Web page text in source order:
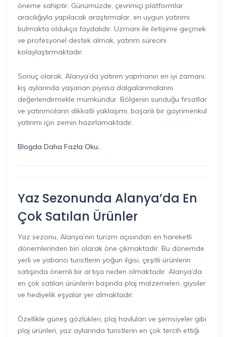
öneme sahiptir. Günümüzde, çevrimiçi platformlar
aracılığıyla yapılacak araştırmalar, en uygun yatırımı
bulmakta oldukça faydalıdır. Uzmanı ile iletişime geçmek
ve profesyonel destek almak, yatırım sürecini
kolaylaştırmaktadır.
Sonuç olarak, Alanya’da yatırım yapmanın en iyi zamanı,
kış aylarında yaşanan piyasa dalgalanmalarını
değerlendirmekle mümkündür. Bölgenin sunduğu fırsatlar
ve yatırımcıların dikkatli yaklaşımı, başarılı bir gayrimenkul
yatırımı için zemin hazırlamaktadır.
Blogda Daha Fazla Oku..
Yaz Sezonunda Alanya’da En
Çok Satılan Ürünler
Yaz sezonu, Alanya’nın turizm açısından en hareketli
dönemlerinden biri olarak öne çıkmaktadır. Bu dönemde
yerli ve yabancı turistlerin yoğun ilgisi, çeşitli ürünlerin
satışında önemli bir artışa neden olmaktadır. Alanya’da
en çok satılan ürünlerin başında plaj malzemeleri, giysiler
ve hediyelik eşyalar yer almaktadır.
Özellikle güneş gözlükleri, plaj havluları ve şemsiyeler gibi
plaj ürünleri, yaz aylarında turistlerin en çok tercih ettiği